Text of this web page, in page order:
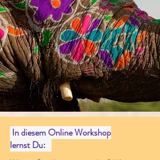
In diesem Online Workshop
lernst Du: